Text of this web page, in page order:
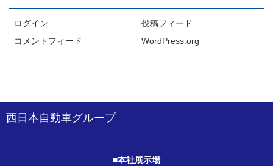
ログイン
投稿フィード
コメントフィード
WordPress.org
西日本自動車グループ
■本社展示場